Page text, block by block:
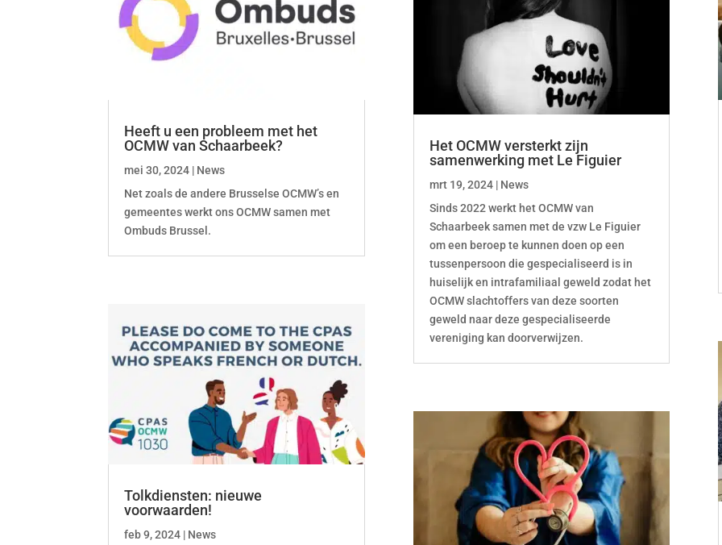
Heeft u een probleem met het
OCMW van Schaarbeek?
mei 30, 2024 | News
Net zoals de andere Brusselse OCMW’s en
gemeentes werkt ons OCMW samen met
Ombuds Brussel.
Tolkdiensten: nieuwe
voorwaarden!
feb 9, 2024 | News
Het OCMW versterkt zijn
samenwerking met Le Figuier
mrt 19, 2024| News
Sinds 2022 werkt het OCMW van
Schaarbeek samen met de vzw Le Figuier
om een beroep te kunnen doen op een
tussenpersoon die gespecialiseerd is in
huiselijk en intrafamiliaal geweld zodat het
OCMW slachtoffers van deze soorten
geweld naar deze gespecialiseerde
vereniging kan doorverwijzen.